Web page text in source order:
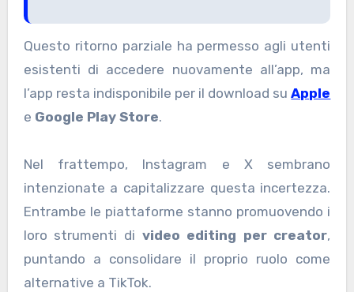
Questo ritorno parziale ha permesso agli utenti
esistenti di accedere nuovamente all’app, ma
l’app resta indisponibile per il download suApple
e Google Play Store.
Nel frattempo, Instagram e X sembrano
intenzionate a capitalizzare questa incertezza.
Entrambe le piattaforme stanno promuovendo i
loro strumenti di video editing per creator,
puntando a consolidare il proprio ruolo come
alternative a TikTok.